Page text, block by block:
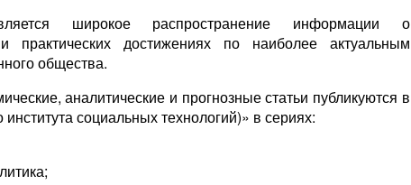
широкое распространение информации о
практических достижениях по наиболее актуальным
общества.
аналитические и прогнозные статьи публикуются в
социальных технологий)» в сериях: